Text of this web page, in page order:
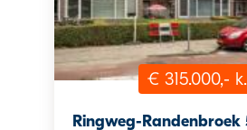
€ 315.000,-
Ringweg-Randenbroek